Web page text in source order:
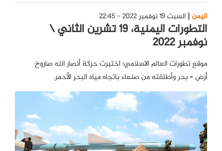
اليمن السبت 19 نوفمبر 2022 - 22:45
التطورات اليمنية، 19 تشرين الثاني \
نوفمبر 2022
موقع تطورات العالم الاسلامي؛ اختبرت حركة أنصار الله صاروخ
أرض – بحر وأطلقته من صنعاء باتجاه مياه البحر الأحمر.